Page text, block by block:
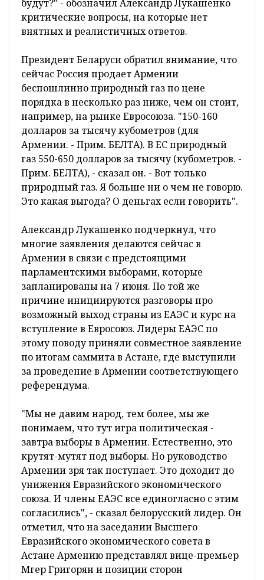
будут?" - обозначил Александр Лукашенко
критические вопросы, на которые нет
внятных и реалистичных ответов.
Президент Беларуси обратил внимание, что
сейчас Россия продает Армении
беспошлинно природный газ по цене
порядка в несколько раз ниже, чем он стоит,
например, на рынке Евросоюза. "150-160
долларов за тысячу кубометров (для
Армении. - Прим. БЕЛТА). В ЕС природный
газ 550-650 долларов за тысячу (кубометров. -
Прим. БЕЛТА), - сказал он. - Вот только
природный газ. Я больше ни о чем не говорю.
Это какая выгода? О деньгах если говорить".
Александр Лукашенко подчеркнул, что
многие заявления делаются сейчас в
Армении в связи с предстоящими
парламентскими выборами, которые
запланированы на 7 июня. По той же
причине инициируются разговоры про
возможный выход страны из ЕАЭС и курс на
вступление в Евросоюз. Лидеры ЕАЭС по
этому поводу приняли совместное заявление
по итогам саммита в Астане, где выступили
за проведение в Армении соответствующего
референдума.
"Мы не давим народ, тем более, мы же
понимаем, что тут игра политическая -
завтра выборы в Армении. Естественно, это
крутят-мутят под выборы. Но руководство
Армении зря так поступает. Это доходит до
унижения Евразийского экономического
союза. И члены ЕАЭС все единогласно с этим
согласились", - сказал белорусский лидер. Он
отметил, что на заседании Высшего
Евразийского экономического совета в
Астане Армению представлял вице-премьер
Мгер Григорян и позиции сторон